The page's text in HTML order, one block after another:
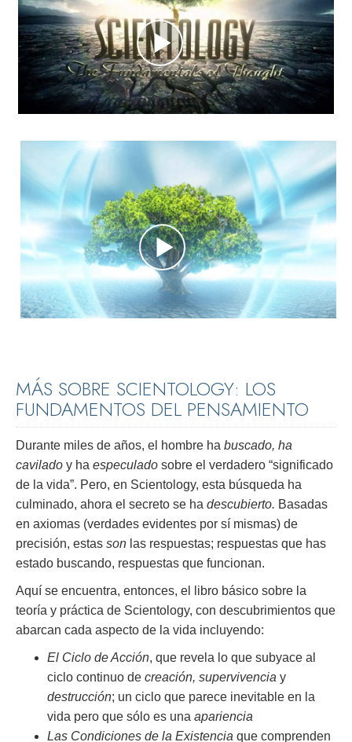
MÁS SOBRE SCIENTOLOGY: LOS
FUNDAMENTOS DEL PENSAMIENTO
Durante miles de años, el hombre ha buscado, ha
cavilado y ha especulado sobre el verdadero “significado
de la vida”. Pero, en Scientology, esta búsqueda ha
culminado, ahora el secreto se ha descubierto. Basadas
en axiomas (verdades evidentes por sí mismas) de
precisión, estas son las respuestas; respuestas que has
estado buscando, respuestas que funcionan.
Aquí se encuentra, entonces, el libro básico sobre la
teoría y práctica de Scientology, con descubrimientos que
abarcan cada aspecto de la vida incluyendo:
El Ciclo de Acción, que revela lo que subyace al
ciclo continuo de creación, supervivencia y
destrucción; un ciclo que parece inevitable en la
vida pero que sólo es una apariencia
Las Condiciones de la Existencia que comprenden